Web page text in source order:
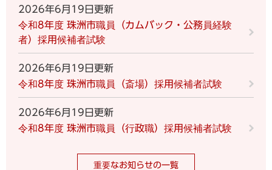
2026年6月19日更新
令和8年度 珠洲市職員（カムバック・公務員経験
者）採用候補者試験
2026年6月19日更新
令和8年度 珠洲市職員（斎場）採用候補者試験
2026年6月19日更新
令和8年度 珠洲市職員（行政職）採用候補者試験
重要なお知らせの一覧